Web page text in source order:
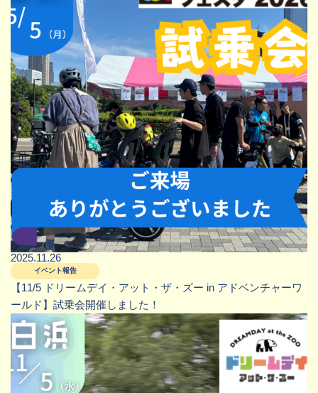
2025.11.26
イベント報告
【11/5 ドリームデイ・アット・ザ・ズー in アドベンチャーワ
ールド】試乗会開催しました！